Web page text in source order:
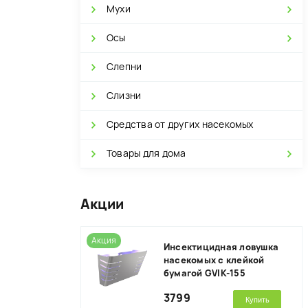
Мухи
Осы
Слепни
Слизни
Средства от других насекомых
Товары для дома
Акции
Акция
Инсектицидная ловушка
насекомых с клейкой
бумагой GVIK-155
3799
Купить